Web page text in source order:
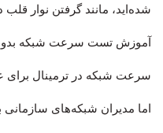
شده‌اید، مانند گرفتن نوار
آموزش تست سرعت شبکه بدون
سرعت شبکه در ترمینال برای
اما مدیران شبکه‌های سازمانی